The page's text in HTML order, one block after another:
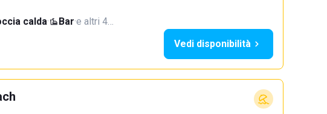
calda· Bar·e altri 4…
Vedi disponibilità